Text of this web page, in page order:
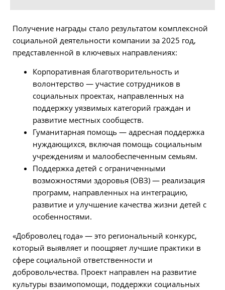
Получение награды стало результатом комплексной
социальной деятельности компании за 2025 год,
представленной в ключевых направлениях:
Корпоративная благотворительность и
волонтерство — участие сотрудников в
социальных проектах, направленных на
поддержку уязвимых категорий граждан и
развитие местных сообществ.
Гуманитарная помощь — адресная поддержка
нуждающихся, включая помощь социальным
учреждениям и малообеспеченным семьям.
Поддержка детей с ограниченными
возможностями здоровья (ОВЗ) — реализация
программ, направленных на интеграцию,
развитие и улучшение качества жизни детей с
особенностями.
«Доброволец года» — это региональный конкурс,
который выявляет и поощряет лучшие практики в
сфере социальной ответственности и
добровольчества. Проект направлен на развитие
культуры взаимопомощи, поддержки социальных